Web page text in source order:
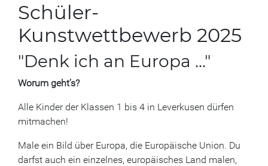
Schüler-
Kunstwettbewerb 2025
"Denk ich an Europa ..."
Worum geht’s?
Alle Kinder der Klassen 1 bis 4 in Leverkusen dürfen
mitmachen!
Male ein Bild über Europa, die Europäische Union. Du
darfst auch ein einzelnes, europäisches Land malen,